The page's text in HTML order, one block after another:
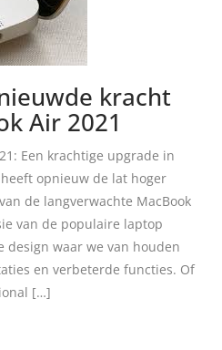
kracht
Air 2021
Een krachtige upgrade in
opnieuw de lat hoger
de langverwachte MacBook
van de populaire laptop
waar we van houden
en verbeterde functies. Of
[…]